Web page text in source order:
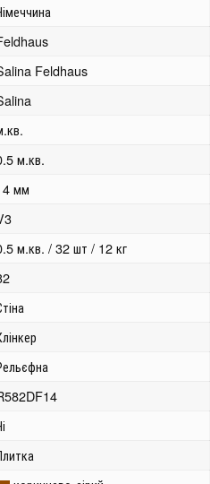
Feldhaus
м.кв.
мм
м.кв. / 32 шт / 12 кг